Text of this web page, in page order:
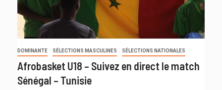
DOMINANTE SÉLECTIONS MASCULINES SÉLECTIONS NATIONALES
Afrobasket U18 – Suivez en direct le match
Sénégal – Tunisie